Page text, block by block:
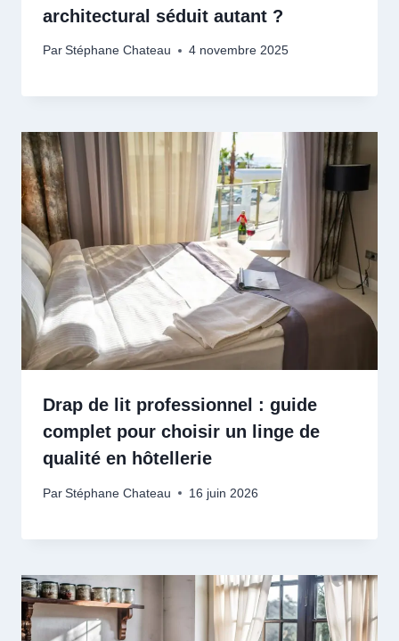
architectural séduit autant ?
Par Stéphane Chateau 4 novembre 2025
Drap de lit professionnel : guide
complet pour choisir un linge de
qualité en hôtellerie
Par Stéphane Chateau 16 juin 2026